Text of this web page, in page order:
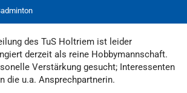
des TuS Holtriem ist leider
derzeit als reine Hobbymannschaft.
Verstärkung gesucht; Interessenten
die u.a. Ansprechpartnerin.